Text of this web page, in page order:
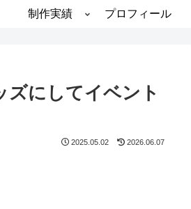
制作実績 プロフィール
ズにしてイベント
2025.05.02 2026.06.07